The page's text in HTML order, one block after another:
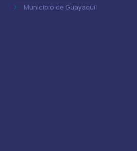
Municipio de Guayaquil